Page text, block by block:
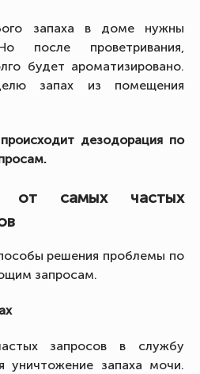
запаха в доме нужны
после проветривания,
будет ароматизировано.
запах из помещения
дезодорация по
от самых частых
решения проблемы по
запросам.
запросов в службу
уничтожение запаха мочи.